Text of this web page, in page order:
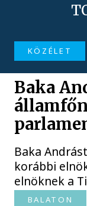
KÖZÉLET
Baka
Baka
korábbi
elnöknek a
BALATON